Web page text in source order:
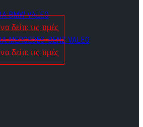
BMW VALEO
δείτε τις τιμές
MERCEDES-BENZ VALEO
δείτε τις τιμές